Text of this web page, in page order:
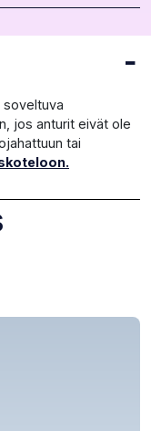
soveltuva
jos anturit eivät ole
tai